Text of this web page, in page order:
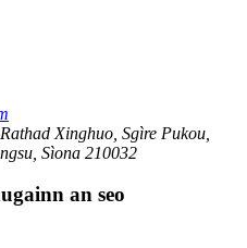
Xinghuo, Sgìre Pukou,
Sìona 210032
an seo